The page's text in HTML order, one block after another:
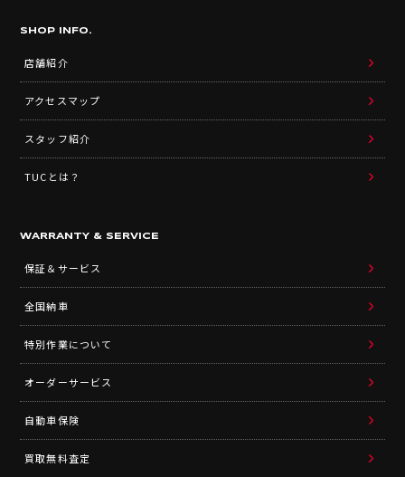
SHOP INFO.
店舗紹介
アクセスマップ
スタッフ紹介
TUCとは？
WARRANTY & SERVICE
保証＆サービス
全国納車
特別作業について
オーダーサービス
自動車保険
買取無料査定